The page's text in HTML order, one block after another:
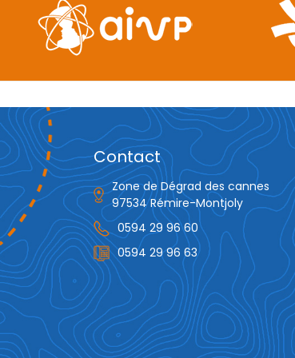
Contact
Zone de Dégrad des cannes
97534 Rémire-Montjoly
0594 29 96 60
0594 29 96 63